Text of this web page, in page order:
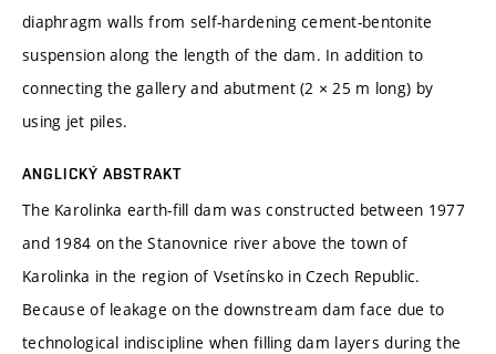
diaphragm walls from self-hardening cement-bentonite
suspension along the length of the dam. In addition to
connecting the gallery and abutment (2 × 25 m long) by
using jet piles.
ANGLICKÝ ABSTRAKT
The Karolinka earth-fill dam was constructed between 1977
and 1984 on the Stanovnice river above the town of
Karolinka in the region of Vsetínsko in Czech Republic.
Because of leakage on the downstream dam face due to
technological indiscipline when filling dam layers during the